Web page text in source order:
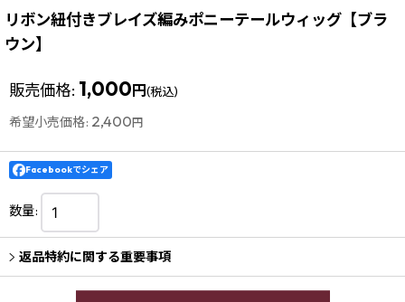
リボン紐付きブレイズ編みポニーテールウィッグ【ブラ
ウン】
販売価格: 1,000 円(税込)
希望小売価格: 2,400円
Facebookでシェア
数量:
返品特約に関する重要事項